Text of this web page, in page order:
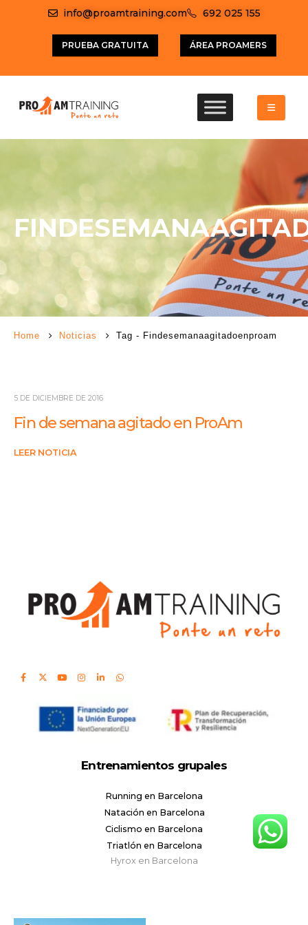
info@proamtraining.com 692 025 155
PRUEBA GRATUITA ÁREA PROAMERS
Home Noticias Tag - Findesemanaagitadoenproam
5 DE DICIEMBRE DE 2016
Fin de semana agitado en ProAm
LEER NOTICIA
Entrenamientos grupales
Running en Barcelona
Natación en Barcelona
Ciclismo en Barcelona
Triatlón en Barcelona
Hyrox en Barcelona